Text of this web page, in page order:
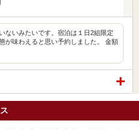
ないみたいです。宿泊は１日2組限定
が味わえると思い予約しました。 金額